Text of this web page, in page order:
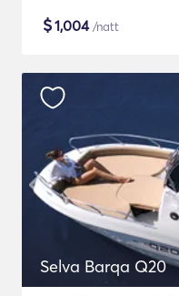
$1,004/natt
Selva Barqa Q20